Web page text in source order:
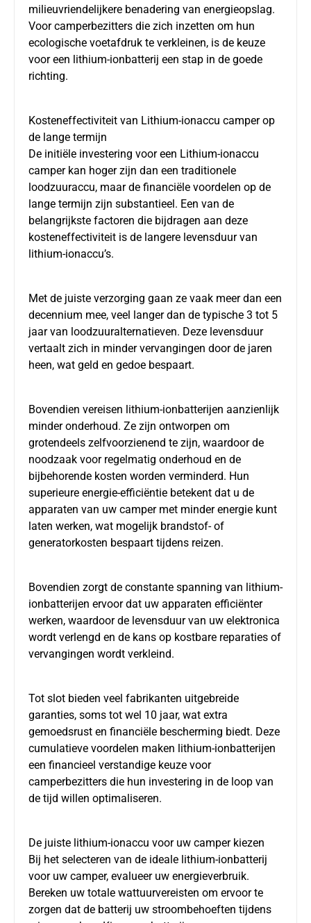
milieuvriendelijkere benadering van energieopslag.
Voor camperbezitters die zich inzetten om hun
ecologische voetafdruk te verkleinen, is de keuze
voor een lithium-ionbatterij een stap in de goede
richting.
Kosteneffectiviteit van Lithium-ionaccu camper op
de lange termijn
De initiële investering voor een Lithium-ionaccu
camperkan hoger zijn dan een traditionele
loodzuuraccu, maar de financiële voordelen op de
lange termijn zijn substantieel. Een van de
belangrijkste factoren die bijdragen aan deze
kosteneffectiviteit is de langere levensduur van
lithium-ionaccu’s.
Met de juiste verzorging gaan ze vaak meer dan een
decennium mee, veel langer dan de typische 3 tot 5
jaar van loodzuuralternatieven. Deze levensduur
vertaalt zich in minder vervangingen door de jaren
heen, wat geld en gedoe bespaart.
Bovendien vereisen lithium-ionbatterijen aanzienlijk
minder onderhoud. Ze zijn ontworpen om
grotendeels zelfvoorzienend te zijn, waardoor de
noodzaak voor regelmatig onderhoud en de
bijbehorende kosten worden verminderd. Hun
superieure energie-efficiëntie betekent dat u de
apparaten van uw camper met minder energie kunt
laten werken, wat mogelijk brandstof- of
generatorkosten bespaart tijdens reizen.
Bovendien zorgt de constante spanning van lithium-
ionbatterijen ervoor dat uw apparaten efficiënter
werken, waardoor de levensduur van uw elektronica
wordt verlengd en de kans op kostbare reparaties of
vervangingen wordt verkleind.
Tot slot bieden veel fabrikanten uitgebreide
garanties, soms tot wel 10 jaar, wat extra
gemoedsrust en financiële bescherming biedt. Deze
cumulatieve voordelen maken lithium-ionbatterijen
een financieel verstandige keuze voor
camperbezitters die hun investering in de loop van
de tijd willen optimaliseren.
De juiste lithium-ionaccu voor uw camper kiezen
Bij het selecteren van de ideale lithium-ionbatterij
voor uw camper, evalueer uw energieverbruik.
Bereken uw totale wattuurvereisten om ervoor te
zorgen dat de batterij uw stroombehoeften tijdens